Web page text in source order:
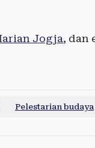
Jogja, dan
Pelestarian budaya